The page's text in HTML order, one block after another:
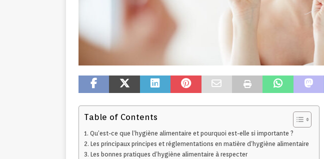
Table of Contents
Qu’est-ce que l’hygiène alimentaire et pourquoi est-elle si importante ?
Les principaux principes et réglementations en matière d’hygiène alimentaire
Les bonnes pratiques d’hygiène alimentaire à respecter